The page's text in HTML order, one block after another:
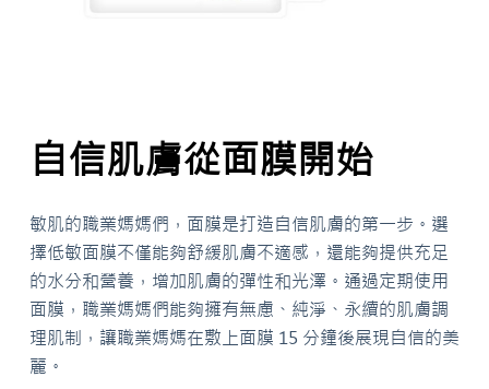
自信肌膚從面膜開始
敏肌的職業媽媽們，面膜是打造自信肌膚的第一步。選
擇低敏面膜不僅能夠舒緩肌膚不適感，還能夠提供充足
的水分和營養，增加肌膚的彈性和光澤。通過定期使用
面膜，職業媽媽們能夠擁有無慮、純淨、永續的肌膚調
理肌制，讓職業媽媽在敷上面膜 15 分鐘後展現自信的美
麗。